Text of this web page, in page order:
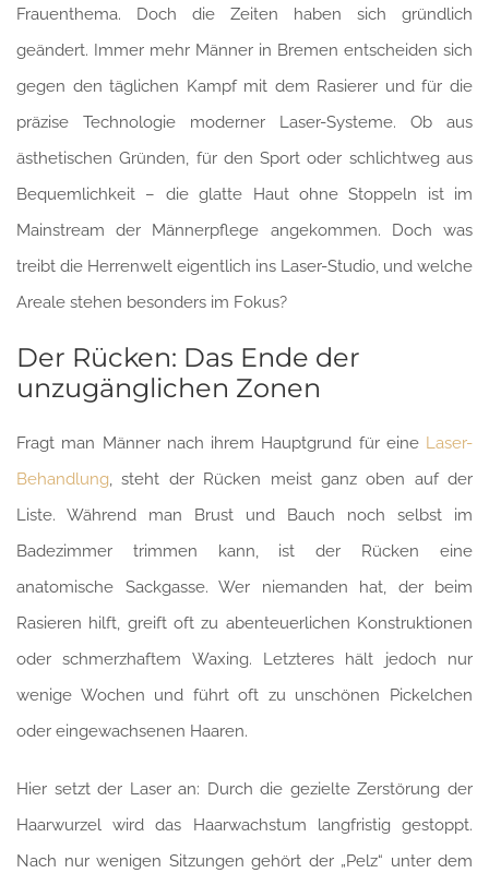
Frauenthema. Doch die Zeiten haben sich gründlich
geändert. Immer mehr Männer in Bremen entscheiden sich
gegen den täglichen Kampf mit dem Rasierer und für die
präzise Technologie moderner Laser-Systeme. Ob aus
ästhetischen Gründen, für den Sport oder schlichtweg aus
Bequemlichkeit – die glatte Haut ohne Stoppeln ist im
Mainstream der Männerpflege angekommen. Doch was
treibt die Herrenwelt eigentlich ins Laser-Studio, und welche
Areale stehen besonders im Fokus?
Der Rücken: Das Ende der
unzugänglichen Zonen
Fragt man Männer nach ihrem Hauptgrund für eine Laser-
Behandlung, steht der Rücken meist ganz oben auf der
Liste. Während man Brust und Bauch noch selbst im
Badezimmer trimmen kann, ist der Rücken eine
anatomische Sackgasse. Wer niemanden hat, der beim
Rasieren hilft, greift oft zu abenteuerlichen Konstruktionen
oder schmerzhaftem Waxing. Letzteres hält jedoch nur
wenige Wochen und führt oft zu unschönen Pickelchen
oder eingewachsenen Haaren.
Hier setzt der Laser an: Durch die gezielte Zerstörung der
Haarwurzel wird das Haarwachstum langfristig gestoppt.
Nach nur wenigen Sitzungen gehört der „Pelz“ unter dem